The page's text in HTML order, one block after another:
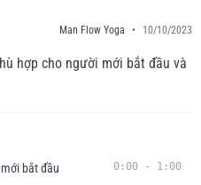
Man Flow Yoga • 10/10/2023
hợp cho người mới bắt đầu và
bắt đầu 0:00 - 1:00